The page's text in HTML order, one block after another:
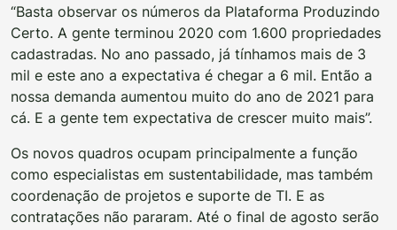
“Basta observar os números da Plataforma Produzindo
Certo. A gente terminou 2020 com 1.600 propriedades
cadastradas. No ano passado, já tínhamos mais de 3
mil e este ano a expectativa é chegar a 6 mil. Então a
nossa demanda aumentou muito do ano de 2021 para
cá. E a gente tem expectativa de crescer muito mais”.
Os novos quadros ocupam principalmente a função
como especialistas em sustentabilidade, mas também
coordenação de projetos e suporte de TI. E as
contratações não pararam. Até o final de agosto serão